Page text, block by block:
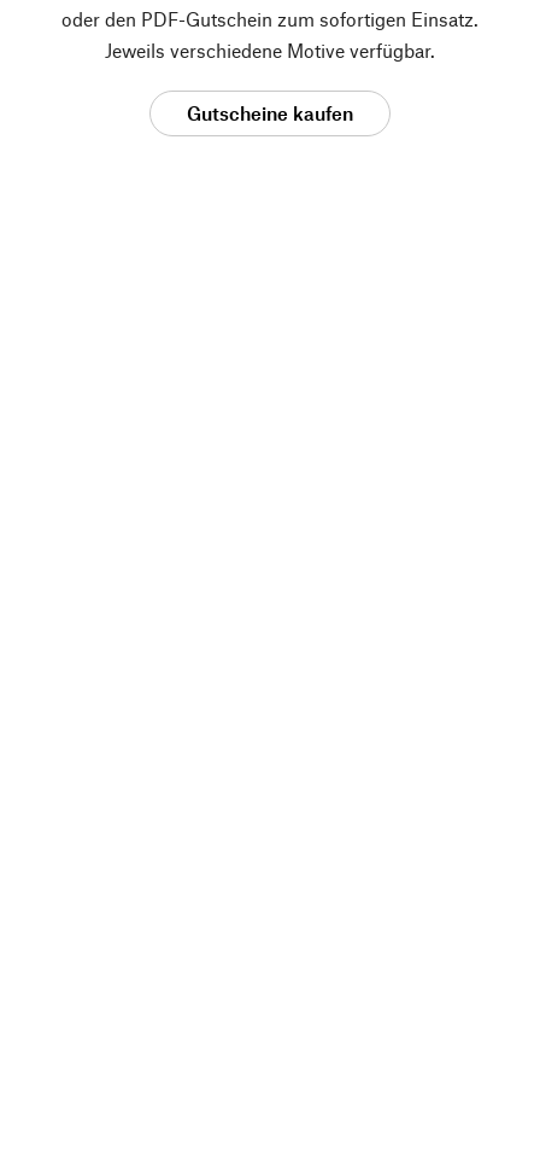
oder den PDF-Gutschein zum sofortigen Einsatz.
Jeweils verschiedene Motive verfügbar.
Gutscheine kaufen